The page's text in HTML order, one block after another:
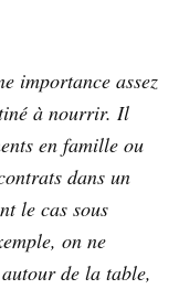
importance assez
à nourrir. Il
en famille ou
dans un
le cas sous
on ne
de la table,